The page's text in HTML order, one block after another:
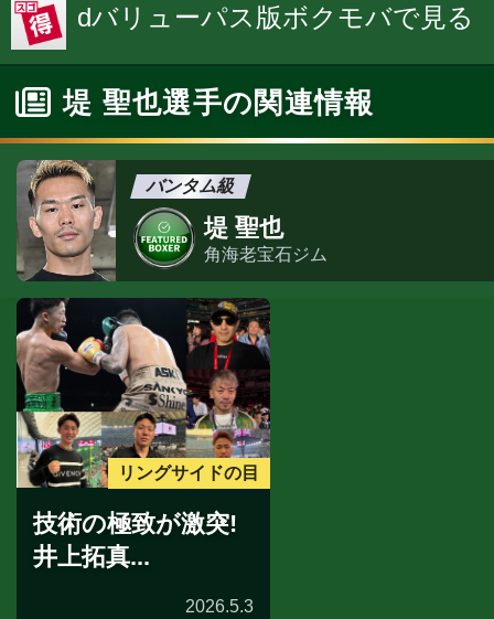
dバリューパス版ボクモバで見る
堤 聖也選手の関連情報
バンタム級
堤 聖也
角海老宝石ジム
リングサイドの目
技術の極致が激突!
井上拓真...
2026.5.3